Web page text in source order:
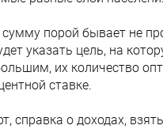
порой бывает не
указать цель, на
их количество
ставке.
справка о доходах,